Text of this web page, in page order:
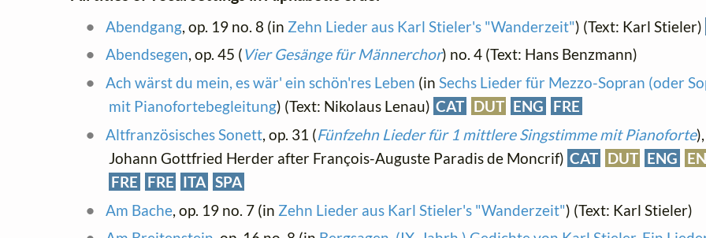
Abendgang, op. 19 no. 8 (in Zehn Lieder aus Karl Stieler's "Wanderzeit") (Text: Karl Stieler)
Abendsegen, op. 45 (Vier Gesänge für Männerchor) no. 4 (Text: Hans Benzmann)
Ach wärst du mein, es wär' ein schön'res Leben (in Sechs Lieder für Mezzo-Sopran (oder
mit Pianofortebegleitung) (Text: Nikolaus Lenau) CAT DUT ENG
FRE
Altfranzösisches Sonett, op. 31 (Fünfzehn Lieder für 1 mittlere Singstimme mit Pianoforte
Johann Gottfried Herder after François-Auguste Paradis de Moncrif) CAT DUT ENG
FRE
FRE ITA SPA
Am Bache, op. 19 no. 7 (in Zehn Lieder aus Karl Stieler's "Wanderzeit") (Text: Karl Stieler)